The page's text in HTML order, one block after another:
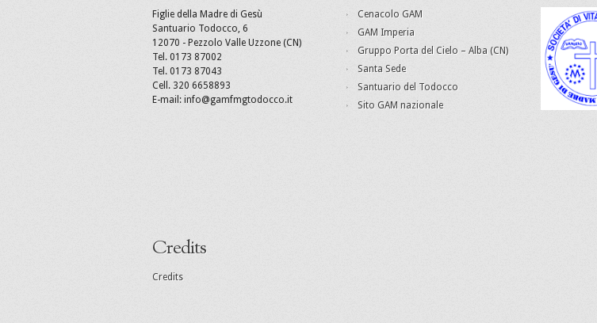
Figlie della Madre di Gesù
Santuario Todocco, 6
12070 - Pezzolo Valle Uzzone (CN)
Tel. 0173 87002
Tel. 0173 87043
Cell. 320 6658893
E-mail: info@gamfmgtodocco.it
Cenacolo GAM
GAM Imperia
Gruppo Porta del Cielo – Alba (CN)
Santa Sede
Santuario del Todocco
Sito GAM nazionale
Credits
Credits